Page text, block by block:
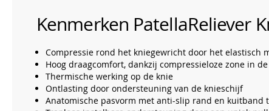
Kenmerken PatellaReliever
Compressie rond het kniegewricht door het elastisch
Hoog draagcomfort, dankzij compressieloze zone in
Thermische werking op de knie
Ontlasting door ondersteuning van de knieschijf
Anatomische pasvorm met anti-slip rand en kuitband